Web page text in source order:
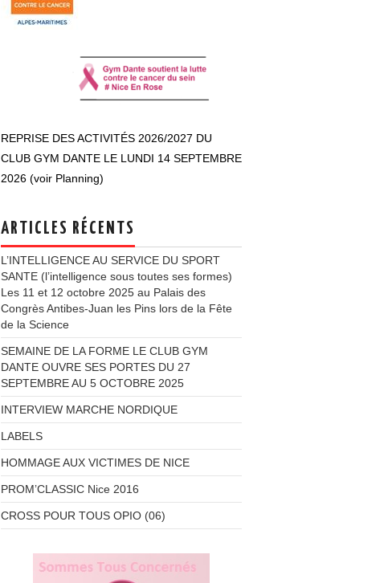
REPRISE DES ACTIVITÉS 2026/2027 DU
CLUB GYM DANTE LE LUNDI 14 SEPTEMBRE
2026 (voir Planning)
ARTICLES RÉCENTS
L’INTELLIGENCE AU SERVICE DU SPORT
SANTE (l’intelligence sous toutes ses formes)
Les 11 et 12 octobre 2025 au Palais des
Congrès Antibes-Juan les Pins lors de la Fête
de la Science
SEMAINE DE LA FORME LE CLUB GYM
DANTE OUVRE SES PORTES DU 27
SEPTEMBRE AU 5 OCTOBRE 2025
INTERVIEW MARCHE NORDIQUE
LABELS
HOMMAGE AUX VICTIMES DE NICE
PROM’CLASSIC Nice 2016
CROSS POUR TOUS OPIO (06)